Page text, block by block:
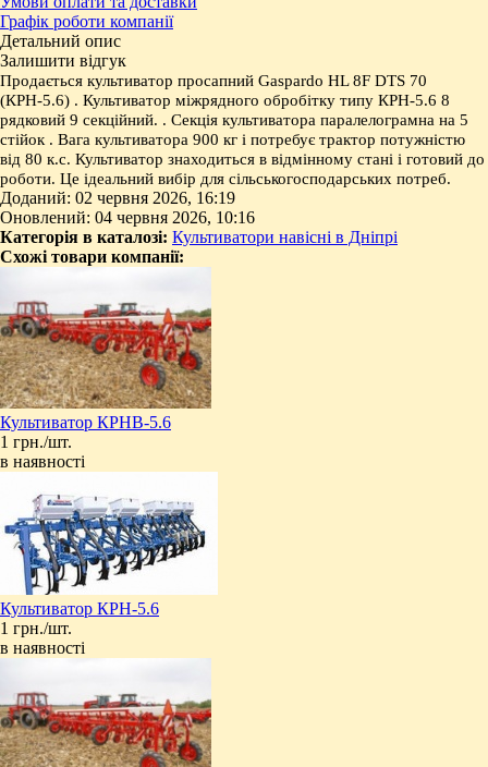
Графік роботи компанії
Детальний опис
Залишити відгук
Продається культиватор просапний Gaspardo HL 8F DTS 70
(КРН-5.6) . Культиватор міжрядного обробітку типу КРН-5.6 8
рядковий 9 секційний. . Секція культиватора паралелограмна на 5
стійок . Вага культиватора 900 кг і потребує трактор потужністю
від 80 к.с. Культиватор знаходиться в відмінному стані і готовий до
роботи. Це ідеальний вибір для сільськогосподарських потреб.
Доданий: 02 червня 2026, 16:19
Оновлений: 04 червня 2026, 10:16
Категорія в каталозі: Культиватори навісні в Дніпрі
Схожі товари компанії:
Культиватор КРНВ-5.6
1 грн./шт.
в наявності
Культиватор КРН-5.6
1 грн./шт.
в наявності